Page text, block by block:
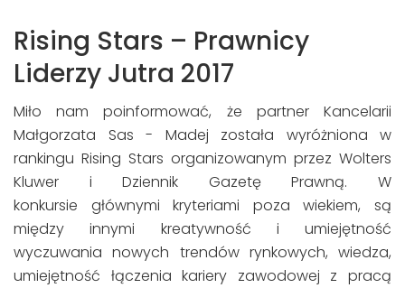
Rising Stars – Prawnicy
Liderzy Jutra 2017
Miło nam poinformować, że partner Kancelarii
Małgorzata Sas - Madej została wyróżniona w
rankingu Rising Stars organizowanym przez Wolters
Kluwer i Dziennik Gazetę Prawną. W
konkursie głównymi kryteriami poza wiekiem, są
między innymi kreatywność i umiejętność
wyczuwania nowych trendów rynkowych, wiedza,
umiejętność łączenia kariery zawodowej z pracą